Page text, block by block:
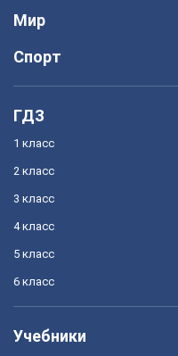
Мир
Спорт
ГДЗ
1 класс
2 класс
3 класс
4 класс
5 класс
6 класс
Учебники